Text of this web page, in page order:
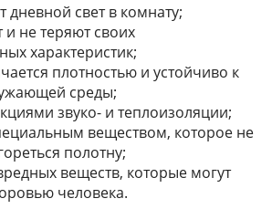
дневной свет в комнату;
не теряют своих
характеристик;
плотностью и устойчиво к
среды;
звуко- и теплоизоляции;
веществом, которое не
полотну;
веществ, которые могут
человека.